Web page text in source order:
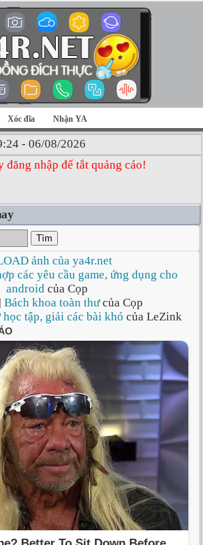
Xóc đĩa Nhận YA
- 06/08/2026
đăng nhập để tắt quảng cáo!
Tìm
ảnh của ya4r.net
các yêu cầu game, ứng dụng cho
androidcủa Cọp
Bách khoa toàn thưcủa Cọp
học tập, giải các bài khó của LeZink